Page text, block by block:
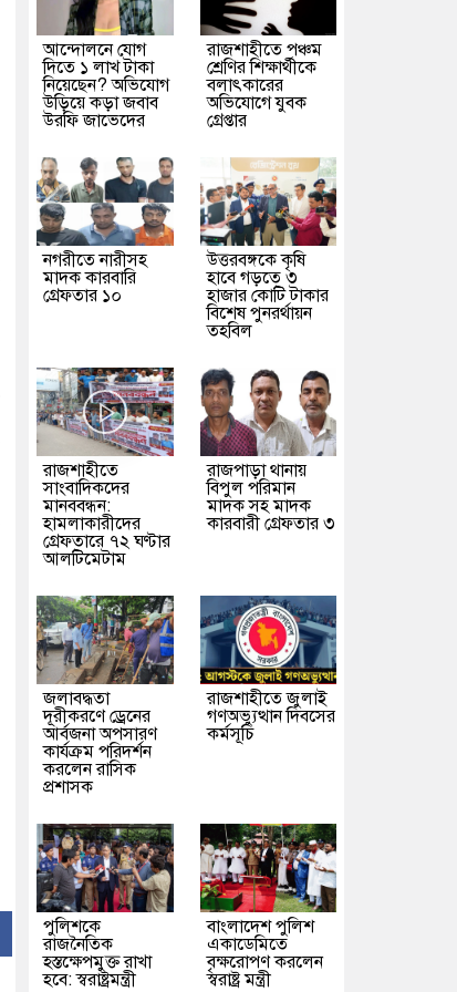
আন্দোলনে যোগ
দিতে ১ লাখ টাকা
নিয়েছেন? অভিযোগ
উড়িয়ে কড়া জবাব
উরফি জাভেদের
রাজশাহীতে পঞ্চম
শ্রেণির শিক্ষার্থীকে
বলাৎকারের
অভিযোগে যুবক
গ্রেপ্তার
নগরীতে নারীসহ
মাদক কারবারি
গ্রেফতার ১০
উত্তরবঙ্গকে কৃষি
হাবে গড়তে ৩
হাজার কোটি টাকার
বিশেষ পুনরর্থায়ন
তহবিল
রাজশাহীতে
সাংবাদিকদের
মানববন্ধন:
হামলাকারীদের
গ্রেফতারে ৭২ ঘণ্টার
আলটিমেটাম
রাজপাড়া থানায়
বিপুল পরিমান
মাদক সহ মাদক
কারবারী গ্রেফতার ৩
জলাবদ্ধতা
দূরীকরণে ড্রেনের
আর্বজনা অপসারণ
কার্যক্রম পরিদর্শন
করলেন রাসিক
প্রশাসক
রাজশাহীতে জুলাই
গণঅভ্যুত্থান দিবসের
কর্মসূচি
পুলিশকে
রাজনৈতিক
হস্তক্ষেপমুক্ত রাখা
হবে: স্বরাষ্ট্রমন্ত্রী
বাংলাদেশ পুলিশ
একাডেমিতে
বৃক্ষরোপণ করলেন
স্বরাষ্ট্র মন্ত্রী